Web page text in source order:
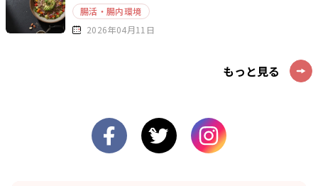
腸活・腸内環境
2026年04月11日
もっと見る